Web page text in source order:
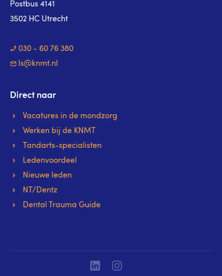
Postbus 4141
3502 HC Utrecht
030 - 60 76 380
ls@knmt.nl
Direct naar
Vacatures in de mondzorg
Werken bij de KNMT
Tandarts-specialisten
Ledenvoordeel
Nieuwe leden
NT/Dentz
Dental Trauma Guide
Linkedin